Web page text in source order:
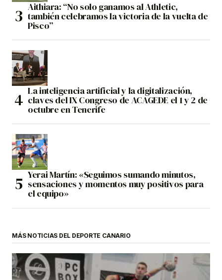
Aithiara: “No solo ganamos al Athletic,
también celebramos la victoria de la vuelta de
Pisco”
La inteligencia artificial y la digitalización,
claves del IX Congreso de ACAGEDE el 1 y 2 de
octubre en Tenerife
Yerai Martín: «Seguimos sumando minutos,
sensaciones y momentos muy positivos para
el equipo»
MÁS NOTICIAS DEL DEPORTE CANARIO